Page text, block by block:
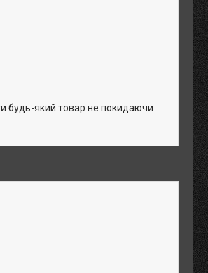
будь-який товар не покидаючи